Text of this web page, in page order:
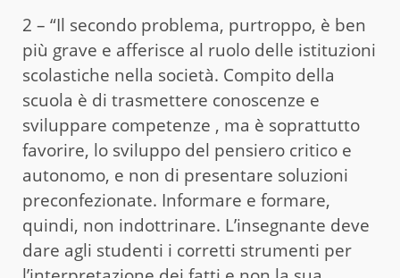
2 – “Il secondo problema, purtroppo, è ben
più grave e afferisce al ruolo delle istituzioni
scolastiche nella società. Compito della
scuola è di trasmettere conoscenze e
sviluppare competenze , ma è soprattutto
favorire, lo sviluppo del pensiero critico e
autonomo, e non di presentare soluzioni
preconfezionate. Informare e formare,
quindi, non indottrinare. L’insegnante deve
dare agli studenti i corretti strumenti per